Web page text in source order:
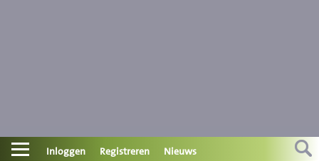
ContactInloggen Registreren Nieuws